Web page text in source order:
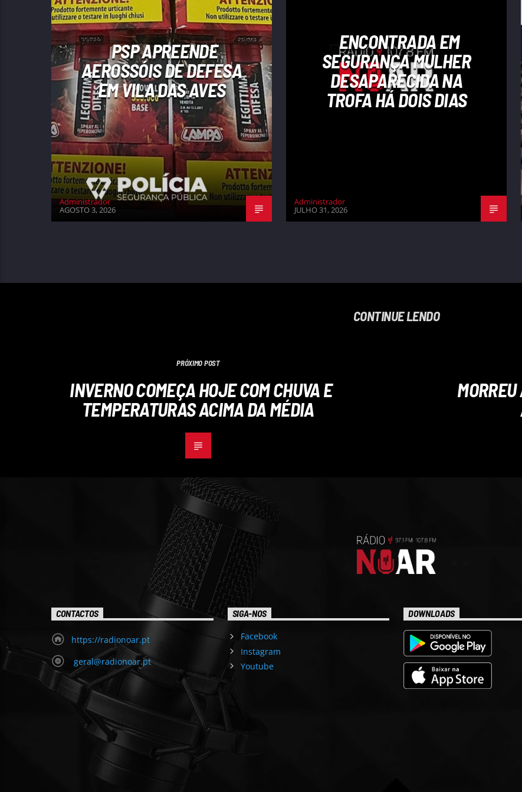
PSP APREENDE
AEROSSÓIS DE DEFESA
EM VILA DAS AVES
Administrador
AGOSTO 3, 2026
ENCONTRADA EM
SEGURANÇA MULHER
DESAPARECIDA NA
TROFA HÁ DOIS DIAS
Administrador
JULHO 31, 2026
CONTINUE LENDO
PRÓXIMO POST
INVERNO COMEÇA HOJE COM CHUVA E
TEMPERATURAS ACIMA DA MÉDIA
CONTACTOS
https://radionoar.pt
geral@radionoar.pt
SIGA-NOS
Facebook
Instagram
Youtube
DOWNLOADS